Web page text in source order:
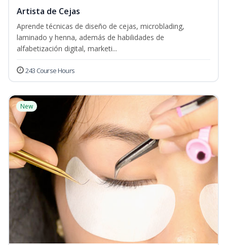
Artista de Cejas
Aprende técnicas de diseño de cejas, microblading,
laminado y henna, además de habilidades de
alfabetización digital, marketi...
243 Course Hours
New